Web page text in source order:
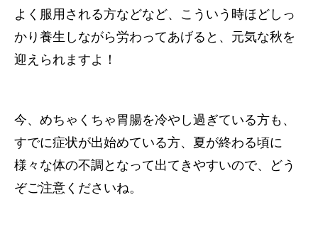
よく服用される方などなど、こういう時ほどしっ
かり養生しながら労わってあげると、 元気な秋を
迎えられますよ！
今、めちゃくちゃ胃腸を冷やし過ぎている方も、
すでに症状が出始めている方、夏が終わる頃に
様々な体の不調となって出てきやすいので、 どう
ぞご注意くださいね。